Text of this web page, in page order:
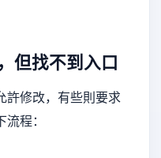
但找不到入口
許修改，有些則要求
程：